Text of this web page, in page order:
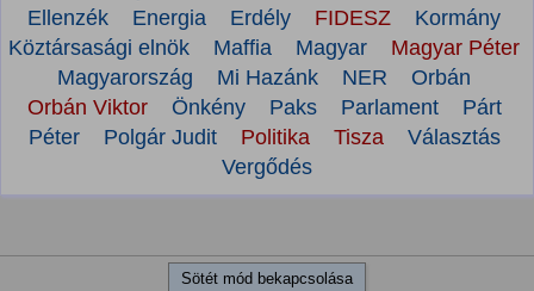
Ellenzék
Energia Erdély FIDESZ
Kormány
Köztársasági elnök
Maffia Magyar
Magyar Péter
Magyarország
Mi Hazánk NER
Orbán
Orbán Viktor
Önkény Paks Parlament
Párt
Péter
Polgár Judit Politika Tisza
Választás
Vergődés
Sötét mód bekapcsolása